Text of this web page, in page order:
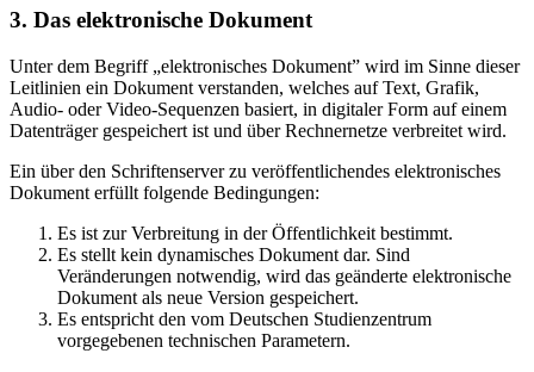
3. Das elektronische Dokument
Unter dem Begriff „elektronisches Dokument” wird im Sinne dieser
Leitlinien ein Dokument verstanden, welches auf Text, Grafik,
Audio- oder Video-Sequenzen basiert, in digitaler Form auf einem
Datenträger gespeichert ist und über Rechnernetze verbreitet wird.
Ein über den Schriftenserver zu veröffentlichendes elektronisches
Dokument erfüllt folgende Bedingungen:
Es ist zur Verbreitung in der Öffentlichkeit bestimmt.
Es stellt kein dynamisches Dokument dar. Sind
Veränderungen notwendig, wird das geänderte elektronische
Dokument als neue Version gespeichert.
Es entspricht den vom Deutschen Studienzentrum
vorgegebenen technischen Parametern.